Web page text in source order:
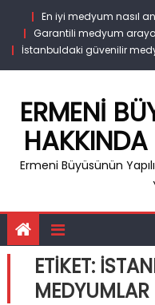
content
En iyi medyum nasıl
Garantili medyum
İstanbuldaki güvenilir
ERMENI
Ermeni Büyüsünün
ETIKET:
MEDYUMLAR